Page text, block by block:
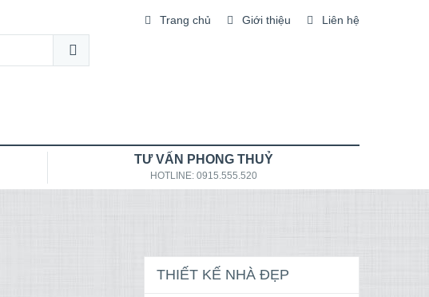
Trang chủ Giới thiệu Liên hệ
TƯ VẤN PHONG THUỶ
HOTLINE: 0915.555.520
THIẾT KẾ NHÀ ĐẸP